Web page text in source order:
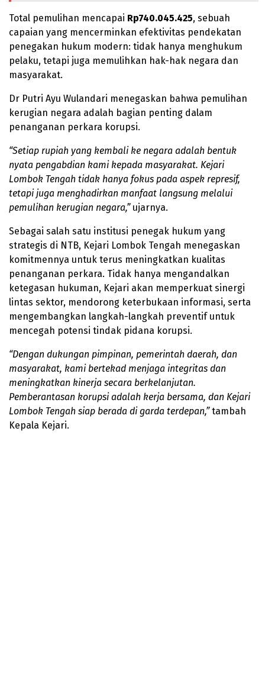
Total pemulihan mencapai Rp740.045.425, sebuah
capaian yang mencerminkan efektivitas pendekatan
penegakan hukum modern: tidak hanya menghukum
pelaku, tetapi juga memulihkan hak-hak negara dan
masyarakat.
Dr Putri Ayu Wulandari menegaskan bahwa pemulihan
kerugian negara adalah bagian penting dalam
penanganan perkara korupsi.
“Setiap rupiah yang kembali ke negara adalah bentuk
nyata pengabdian kami kepada masyarakat. Kejari
Lombok Tengah tidak hanya fokus pada aspek represif,
tetapi juga menghadirkan manfaat langsung melalui
pemulihan kerugian negara,”ujarnya.
Sebagai salah satu institusi penegak hukum yang
strategis di NTB, Kejari Lombok Tengah menegaskan
komitmennya untuk terus meningkatkan kualitas
penanganan perkara. Tidak hanya mengandalkan
ketegasan hukuman, Kejari akan memperkuat sinergi
lintas sektor, mendorong keterbukaan informasi, serta
mengembangkan langkah-langkah preventif untuk
mencegah potensi tindak pidana korupsi.
“Dengan dukungan pimpinan, pemerintah daerah, dan
masyarakat, kami bertekad menjaga integritas dan
meningkatkan kinerja secara berkelanjutan.
Pemberantasan korupsi adalah kerja bersama, dan Kejari
Lombok Tengah siap berada di garda terdepan,”tambah
Kepala Kejari.